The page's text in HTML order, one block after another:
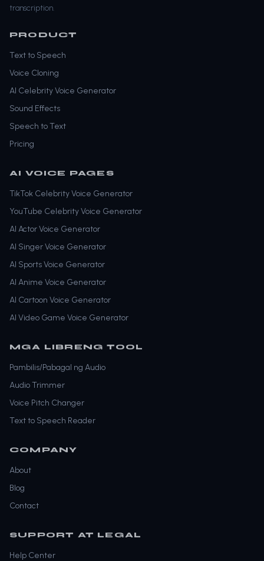
transcription.
PRODUCT
Text to Speech
Voice Cloning
AI Celebrity Voice Generator
Sound Effects
Speech to Text
Pricing
AI VOICE PAGES
TikTok Celebrity Voice Generator
YouTube Celebrity Voice Generator
AI Actor Voice Generator
AI Singer Voice Generator
AI Sports Voice Generator
AI Anime Voice Generator
AI Cartoon Voice Generator
AI Video Game Voice Generator
MGA LIBRENG TOOL
Pambilis/Pabagal ng Audio
Audio Trimmer
Voice Pitch Changer
Text to Speech Reader
COMPANY
About
Blog
Contact
SUPPORT AT LEGAL
Help Center